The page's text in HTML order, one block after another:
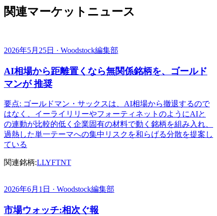
関連マーケットニュース
2026年5月25日 · Woodstock編集部
AI相場から距離置くなら無関係銘柄を、ゴールド
マンが 推奨
要点: ゴールドマン・サックスは、AI相場から撤退するので
はなく、イーライリリーやフォーティネットのようにAIと
の連動が比較的低く企業固有の材料で動く銘柄を組み入れ、
過熱した単一テーマへの集中リスクを和らげる分散を提案し
ている
関連銘柄:LLYFTNT
2026年6月1日 · Woodstock編集部
市場ウォッチ:相次ぐ報